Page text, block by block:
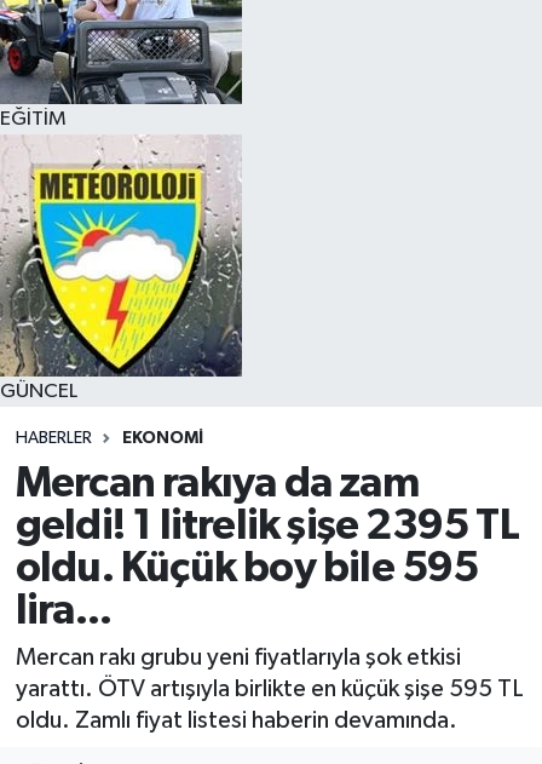
EĞİTİM
GÜNCEL
HABERLER EKONOMİ
Mercan rakıya da zam
geldi! 1 litrelik şişe 2395 TL
oldu. Küçük boy bile 595
lira...
Mercan rakı grubu yeni fiyatlarıyla şok etkisi
yarattı. ÖTV artışıyla birlikte en küçük şişe 595 TL
oldu. Zamlı fiyat listesi haberin devamında.